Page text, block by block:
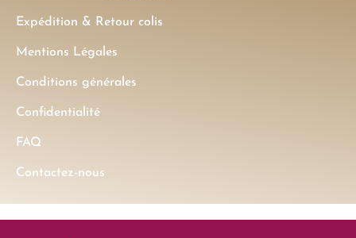
Expédition & Retour colis
Mentions Légales
Conditions générales
Confidentialité
FAQ
Contactez-nous